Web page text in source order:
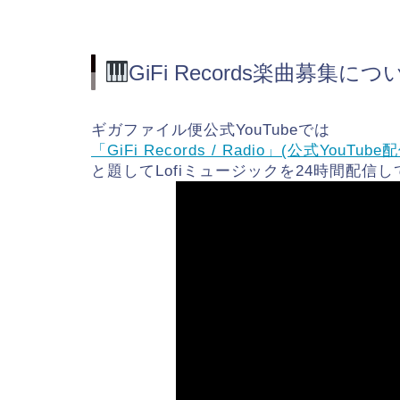
GiFi Records楽曲募集につ
ギガファイル便公式YouTubeでは
「GiFi Records / Radio」(公式YouTube
と題してLofiミュージックを24時間配信し